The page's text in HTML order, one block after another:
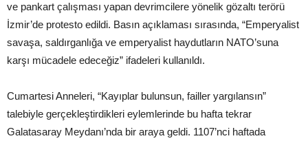
ve pankart çalışması yapan devrimcilere yönelik gözaltı terörü
İzmir’de protesto edildi. Basın açıklaması sırasında, “Emperyalist
savaşa, saldırganlığa ve emperyalist haydutların NATO’suna
karşı mücadele edeceğiz” ifadeleri kullanıldı.
Cumartesi Anneleri, “Kayıplar bulunsun, failler yargılansın”
talebiyle gerçekleştirdikleri eylemlerinde bu hafta tekrar
Galatasaray Meydanı’nda bir araya geldi. 1107’nci haftada